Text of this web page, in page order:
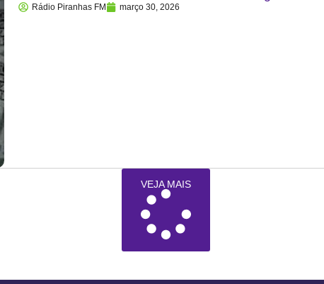
Rádio Piranhas FM março 30, 2026
VEJA MAIS